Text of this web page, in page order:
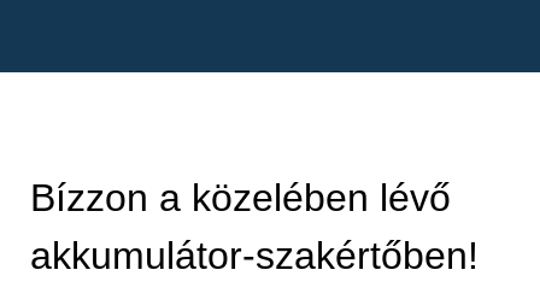
Bízzon a közelében lévő
akkumulátor-szakértőben!